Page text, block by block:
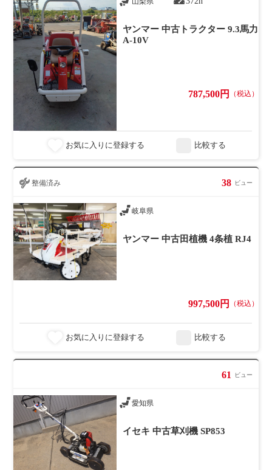
ヤンマー 中古トラクター 9.3馬力
A-10V
787,500円 （税込）
お気に入りに登録する 比較する
整備済み 38 ビュー
岐阜県
ヤンマー 中古田植機 4条植 RJ4
997,500円 （税込）
お気に入りに登録する 比較する
61 ビュー
愛知県
イセキ 中古草刈機 SP853